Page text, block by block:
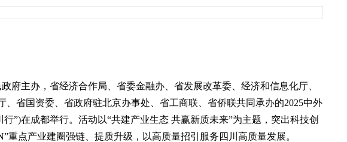
府主办，省经济合作局、省委金融办、省发展改革委、经济和信息化厅、
、省国资委、省政府驻北京办事处、省工商联、省侨联共同承办的2025中外
”)在成都举行。活动以“共建产业生态 共赢新质未来”为主题，突出科技创
重点产业建圈强链、提质升级，以高质量招引服务四川高质量发展。